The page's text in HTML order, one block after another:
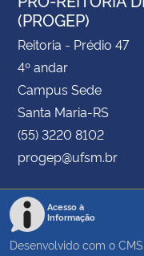
(PROGEP)
Reitoria - Prédio 47
4º andar
Campus Sede
Santa Maria-RS
(55) 3220 8102
progep@ufsm.br
Acesso à
Informação
Desenvolvido com o